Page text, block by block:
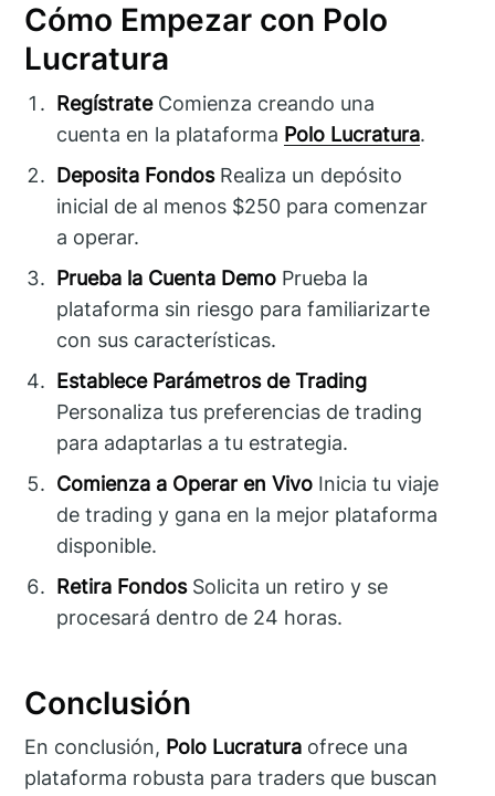
Cómo Empezar con Polo
Lucratura
RegístrateComienza creando una
cuenta en la plataforma Polo Lucratura.
Deposita FondosRealiza un depósito
inicial de al menos $250 para comenzar
a operar.
Prueba la Cuenta Demo Prueba la
plataforma sin riesgo para familiarizarte
con sus características.
Establece Parámetros de Trading
Personaliza tus preferencias de trading
para adaptarlas a tu estrategia.
Comienza a Operar en Vivo Inicia tu viaje
de trading y gana en la mejor plataforma
disponible.
Retira FondosSolicita un retiro y se
procesará dentro de 24 horas.
Conclusión
En conclusión, Polo Lucratura ofrece una
plataforma robusta para traders que buscan